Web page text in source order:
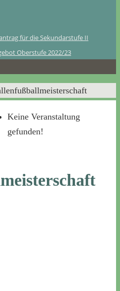
für die Sekundarstufe II
Oberstufe 2022/23
Keine Veranstaltung
gefunden!